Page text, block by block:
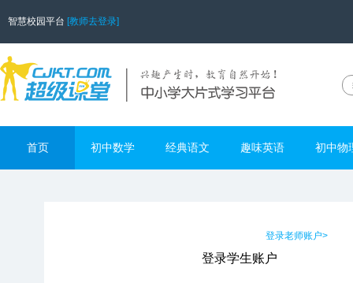
智慧校园平台 [教师去登录]
首页 初中数学 经典语文 趣味英语 初中物
登录老师账户>
登录学生账户